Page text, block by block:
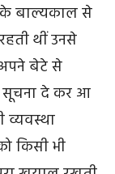
बाल्यकाल से
थीं उनसे
अपने बेटे से
सूचना दे कर आ
व्यवस्था
किसी भी